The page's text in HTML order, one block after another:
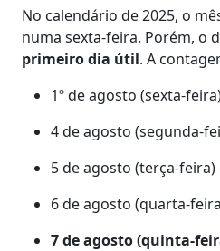
No calendário de 2025, o
numa sexta-feira. Porém, o
primeiro dia útil. A
1º de agosto (sexta-
4 de agosto (segunda-
5 de agosto (terça-feira)
6 de agosto (quarta-
7 de agosto (quinta-